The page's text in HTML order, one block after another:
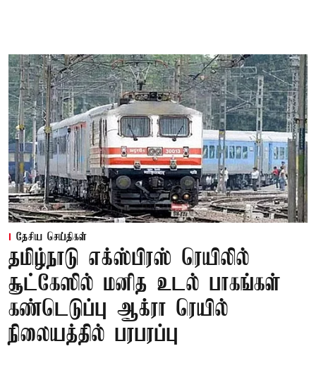
தேசிய செய்திகள்
தமிழ்நாடு எக்ஸ்பிரஸ் ரெயிலில்
சூட்கேஸில் மனித உடல் பாகங்கள்
கண்டெடுப்பு ஆக்ரா ரெயில்
நிலையத்தில் பரபரப்பு